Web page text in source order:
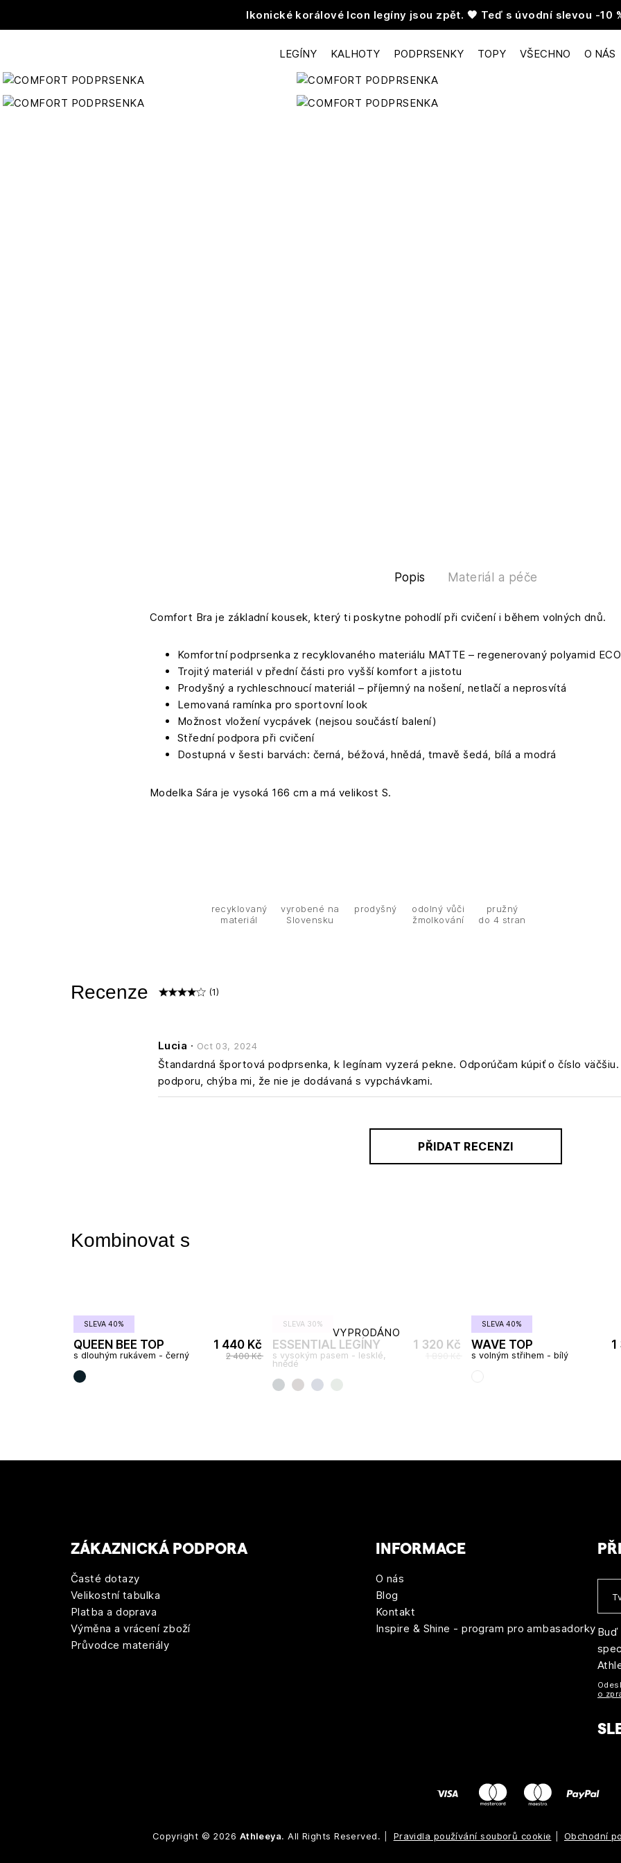
Ikonické korálové Icon legíny jsou zpět. 🧡 Teď s úvodní slevou -10
LEGÍNY KALHOTY PODPRSENKY TOPY VŠECHNO O NÁS
Popis Materiál a péče
Comfort Bra je základní kousek, který ti poskytne pohodlí při cvičení i během volných dnů.
Komfortní podprsenka z recyklovaného materiálu MATTE – regenerovaný polyamid
Trojitý materiál v přední části pro vyšší komfort a jistotu
Prodyšný a rychleschnoucí materiál – příjemný na nošení, netlačí a neprosvítá
Lemovaná ramínka pro sportovní look
Možnost vložení vycpávek (nejsou součástí balení)
Střední podpora při cvičení
Dostupná v šesti barvách: černá, béžová, hnědá, tmavě šedá, bílá a modrá
Modelka Sára je vysoká 166 cm a má velikost S.
recyklovaný
materiál
vyrobené na
Slovensku
prodyšný
odolný vůči
žmolkování
pružný
do 4 stran
Recenze (1)
Lucia · Oct 03, 2024
Štandardná športová podprsenka, k legínam vyzerá pekne. Odporúčam kúpiť o číslo
podporu, chýba mi, že nie je dodávaná s vypchávkami.
PŘIDAT RECENZI
Kombinovat s
SLEVA 40%
QUEEN BEE TOP
s dlouhým rukávem - černý
1 440 Kč
2 400 Kč
SLEVA 30%
ESSENTIAL LEGÍNY
s vysokým pasem - lesklé,
hnědé
1 320 Kč
VYPRODÁNO
SLEVA 40%
WAVE TOP
s volným střihem - bílý
1
ZÁKAZNICKÁ PODPORA
Časté dotazy
Velikostní tabulka
Platba a doprava
Výměna a vrácení zboží
Průvodce materiály
INFORMACE
O nás
Blog
Kontakt
Inspire & Shine - program pro ambasadorky Buď
o
Copyright © 2026 Athleeya. All Rights Reserved. Pravidla používání souborů cookie Obchodní